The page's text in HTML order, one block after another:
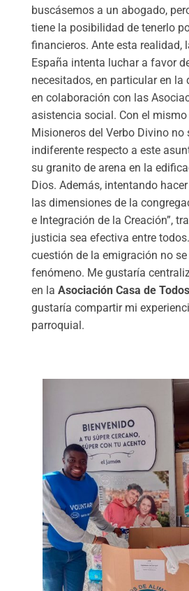
buscásemos a un abogado,
tiene la posibilidad de tenerlo
financieros. Ante esta realidad,
España intenta luchar a favor
necesitados, en particular en la
en colaboración con las
asistencia social. Con el
Misioneros del Verbo Divino no
indiferente respecto a este
su granito de arena en la
Dios. Además, intentando
las dimensiones de la
e Integración de la Creación”,
justicia sea efectiva entre
cuestión de la emigración no
fenómeno. Me gustaría
en la Asociación Casa de Todos
gustaría compartir mi
parroquial.